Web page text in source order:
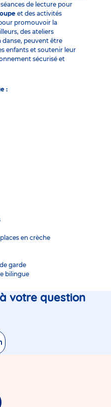
de lecture pour
et des activités
promouvoir la
des ateliers
danse, peuvent être
enfants et soutenir leur
sécurisé et
:
en crèche
garde
bilingue
votre question